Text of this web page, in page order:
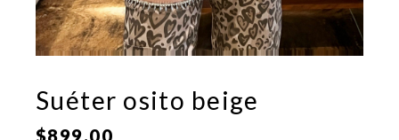
Suéter osito beige